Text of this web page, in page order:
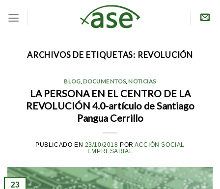
ARCHIVOS DE ETIQUETAS: REVOLUCIÓN
BLOG, DOCUMENTOS, NOTICIAS
LA PERSONA EN EL CENTRO DE LA
REVOLUCIÓN 4.0-artículo de Santiago
Pangua Cerrillo
PUBLICADO EN 23/10/2018 PORACCIÓN SOCIAL
EMPRESARIAL
23